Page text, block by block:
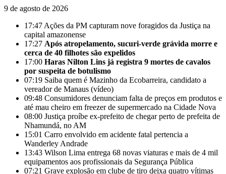
9 de agosto de 2026
17:47 Ações da PM capturam nove foragidos da Justiça na
capital amazonense
17:27 Após atropelamento, sucuri-verde grávida morre e
cerca de 40 filhotes são expelidos
17:00 Haras Nilton Lins já registra 9 mortes de cavalos
por suspeita de botulismo
07:19 Saiba quem é Mazinho da Ecobarreira, candidato a
vereador de Manaus (vídeo)
09:48 Consumidores denunciam falta de preços em produtos e
até mau cheiro em freezer de supermercado na Cidade Nova
08:00 Justiça proíbe ex-prefeito de chegar perto de prefeita de
Nhamundá, no AM
15:01 Carro envolvido em acidente fatal pertencia a
Wanderley Andrade
13:43 Wilson Lima entrega 68 novas viaturas e mais de 4 mil
equipamentos aos profissionais da Segurança Pública
07:21 Grave explosão em clube de tiro deixa quatro vítimas